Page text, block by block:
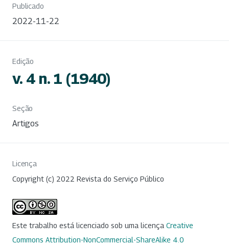
Publicado
2022-11-22
Edição
v. 4 n. 1 (1940)
Seção
Artigos
Licença
Copyright (c) 2022 Revista do Serviço Público
Este trabalho está licenciado sob uma licença Creative
Commons Attribution-NonCommercial-ShareAlike 4.0